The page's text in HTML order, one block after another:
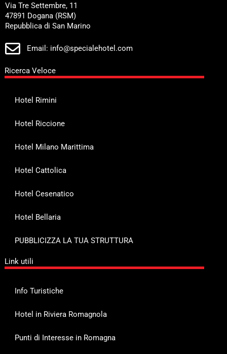
Via Tre Settembre, 11
47891 Dogana (RSM)
Repubblica di San Marino
Email: info@specialehotel.com
Ricerca Veloce
Hotel Rimini
Hotel Riccione
Hotel Milano Marittima
Hotel Cattolica
Hotel Cesenatico
Hotel Bellaria
PUBBLICIZZA LA TUA STRUTTURA
Link utili
Info Turistiche
Hotel in Riviera Romagnola
Punti di Interesse in Romagna